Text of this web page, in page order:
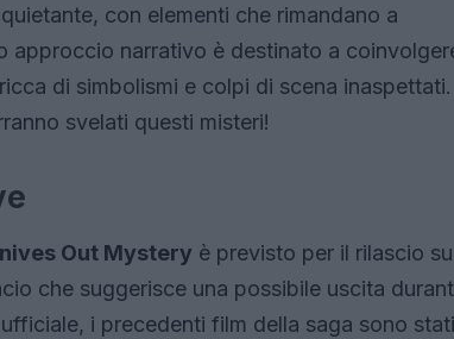
con elementi che rimandano a
approccio narrativo è destinato a
di simbolismi e colpi di scena inaspettati.
svelati questi misteri!
Out Mystery è previsto per il rilascio su
che suggerisce una possibile uscita
i precedenti film della saga sono stati